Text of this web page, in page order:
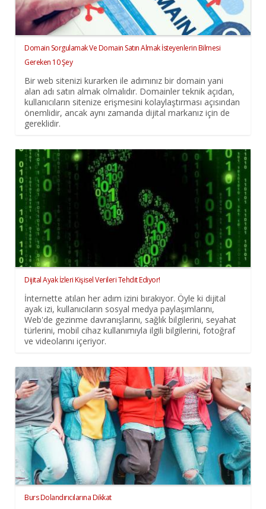
Domain Sorgulamak Ve Domain Satın Almak İsteyenlerin Bilmesi
Gereken 10 Şey
Bir web sitenizi kurarken ile adımınız bir domain yani
alan adı satın almak olmalıdır. Domainler teknik açıdan,
kullanıcıların sitenize erişmesini kolaylaştırması açısından
önemlidir, ancak aynı zamanda dijital markanız için de
gereklidir.
Dijital Ayak İzleri Kişisel Verileri Tehdit Ediyor!
İnternette atılan her adım izini bırakıyor. Öyle ki dijital
ayak izi, kullanıcıların sosyal medya paylaşımlarını,
Web'de gezinme davranışlarını, sağlık bilgilerini, seyahat
türlerini, mobil cihaz kullanımıyla ilgili bilgilerini, fotoğraf
ve videolarını içeriyor.
Burs Dolandırıcılarına Dikkat